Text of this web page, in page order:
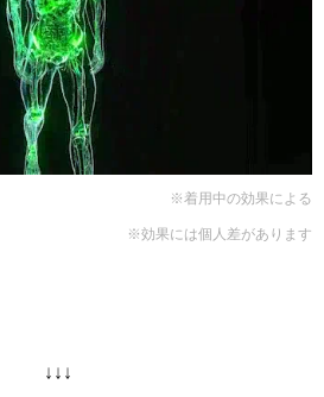
※着用中の効果による
※効果には個人差があります
↓↓↓